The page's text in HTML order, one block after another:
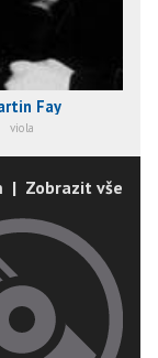
Fay
viola
| Zobrazit vše